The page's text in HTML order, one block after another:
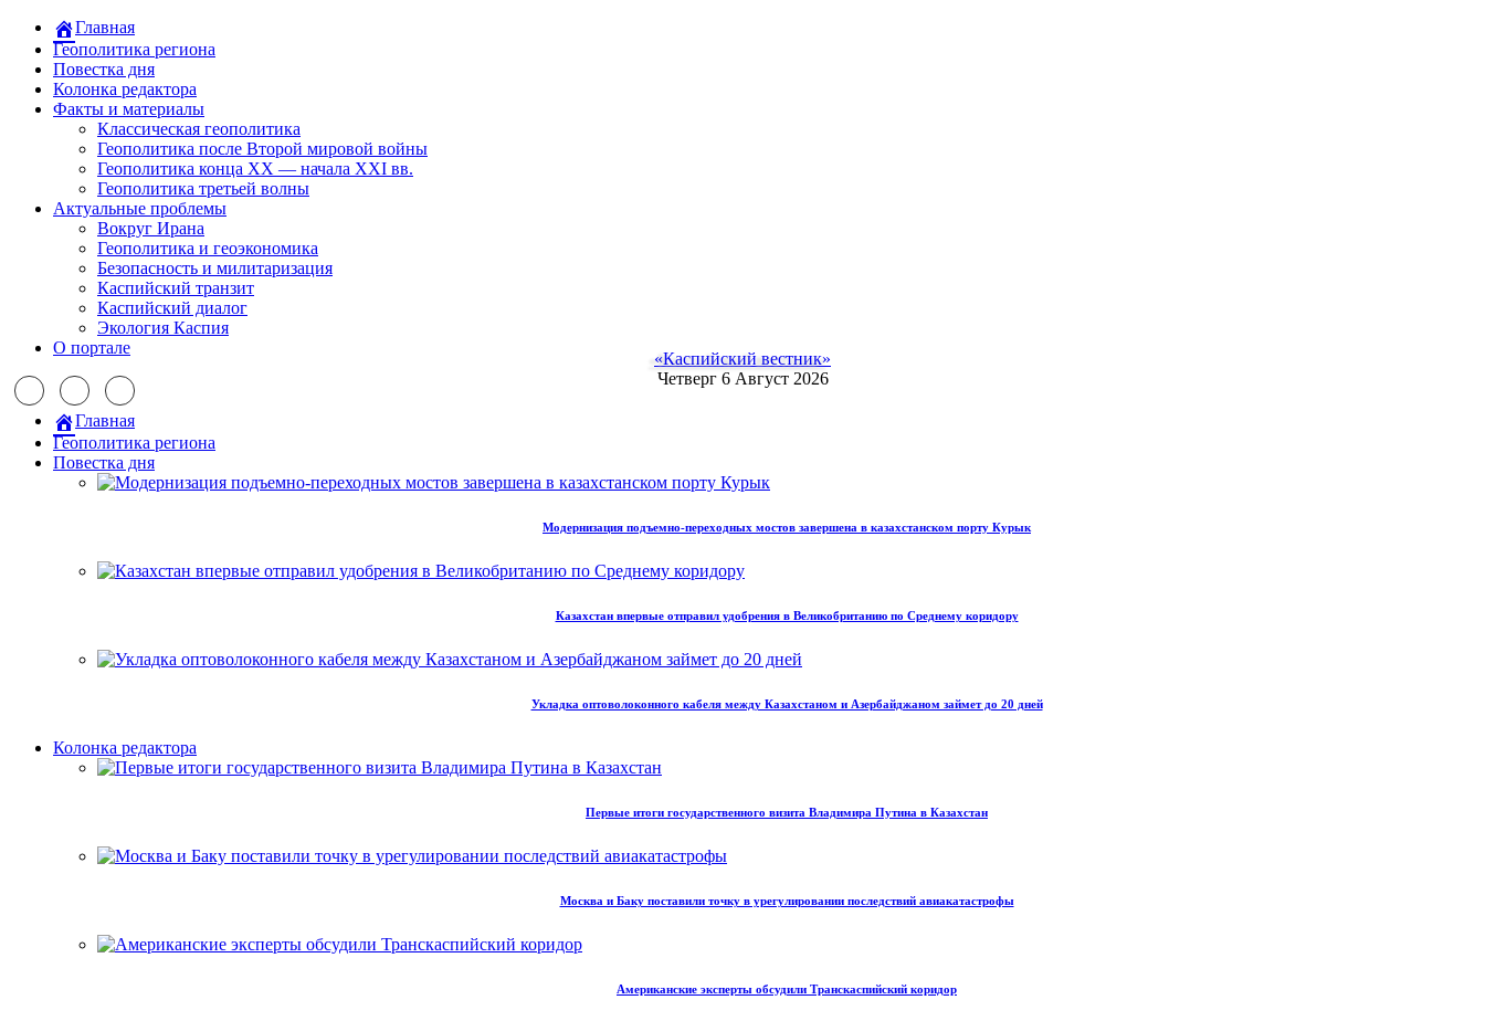
Главная
Геополитика региона
Повестка дня
Колонка редактора
Факты и материалы
Классическая геополитика
Геополитика после Второй мировой войны
Геополитика конца XX — начала XXI вв.
Геополитика третьей волны
Актуальные проблемы
Вокруг Ирана
Геополитика и геоэкономика
Безопасность и милитаризация
Каспийский транзит
Каспийский диалог
Экология Каспия
О портале
«Каспийский вестник»
Четверг 6 Август 2026
Главная
Геополитика региона
Повестка дня
Модернизация подъемно-переходных мостов завершена в казахстанском порту Курык
Казахстан впервые отправил удобрения в Великобританию по Среднему коридору
Укладка оптоволоконного кабеля между Казахстаном и Азербайджаном займет до 20 дней
Колонка редактора
Первые итоги государственного визита Владимира Путина в Казахстан
Москва и Баку поставили точку в урегулировании последствий авиакатастрофы
Американские эксперты обсудили Транскаспийский коридор